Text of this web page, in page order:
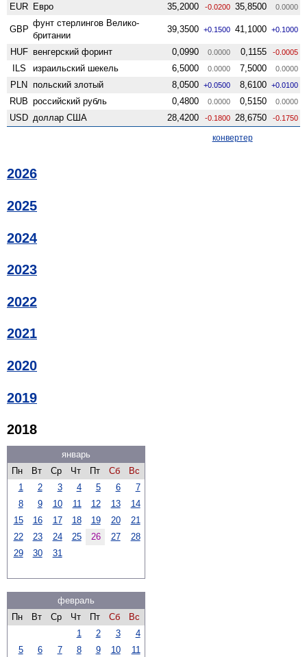
EUR Евро 35,2000 -0.0200 35,8500 0.0000
GBP
фунт стерлингов Велико­
британии
39,3500 +0.1500 41,1000 +0.1000
HUF венгерский форинт 0,0990 0.0000 0,1155 -0.0005
ILS израильский шекель 6,5000 0.0000 7,5000 0.0000
PLN польский злотый 8,0500 +0.0500 8,6100 +0.0100
RUB российский рубль 0,4800 0.0000 0,5150 0.0000
USD доллар США 28,4200 -0.1800 28,6750 -0.1750
конвертер
2026
2025
2024
2023
2022
2021
2020
2019
2018
январь
Пн
Вт Ср Чт Пт Сб
Вс
1
2 3 4 5 6
7
8
9 10 11 12 13
14
15
16 17 18 19 20
21
22
23 24 25 26 27
28
29
30 31
февраль
Пн
Вт Ср Чт Пт Сб
Вс
1
2 3
4
5
6 7 8 9 10
11